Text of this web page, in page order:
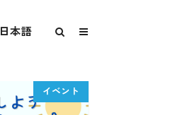
日本語